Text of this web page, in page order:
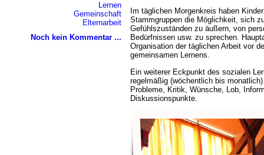
Lernen
Gemeinschaft
Elternarbeit
Noch kein Kommentar ...
Im täglichen Morgenkreis haben
Stammgruppen die Möglichkeit, sich
Gefühlszuständen zu äußern, von
Bedürfnissen usw. zu sprechen.
Organisation der täglichen Arbeit vor
gemeinsamen Lernens.
Ein weiterer Eckpunkt des sozialen
regelmäßig (wöchentlich bis
Probleme, Kritik, Wünsche, Lob,
Diskussionspunkte.